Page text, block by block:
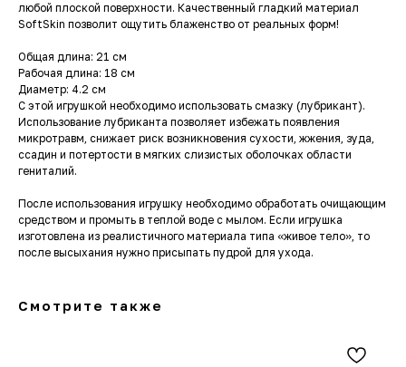
любой плоской поверхности. Качественный гладкий материал
SoftSkin позволит ощутить блаженство от реальных форм!
Общая длина: 21 см
Рабочая длина: 18 см
Диаметр: 4.2 см
С этой игрушкой необходимо использовать смазку (лубрикант).
Использование лубриканта позволяет избежать появления
микротравм, снижает риск возникновения сухости, жжения, зуда,
ссадин и потертости в мягких слизистых оболочках области
гениталий.
После использования игрушку необходимо обработать очищающим
средством и промыть в теплой воде с мылом. Если игрушка
изготовлена из реалистичного материала типа «живое тело», то
после высыхания нужно присыпать пудрой для ухода.
Смотрите также